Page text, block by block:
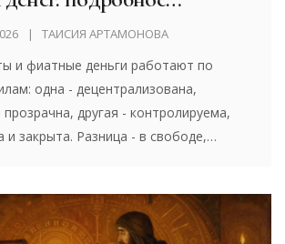
ТАИСИЯ АРТАМОНОВА
и фиатные деньги работают по
одна - децентрализована,
прозрачна, другая - контролируема,
и закрыта. Разница - в свободе,